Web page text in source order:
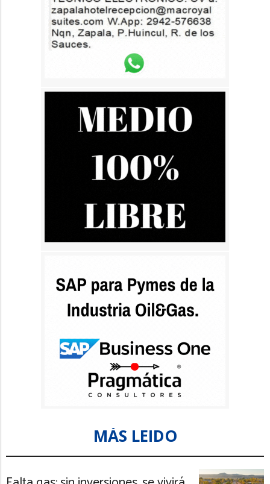
MÁS LEIDO